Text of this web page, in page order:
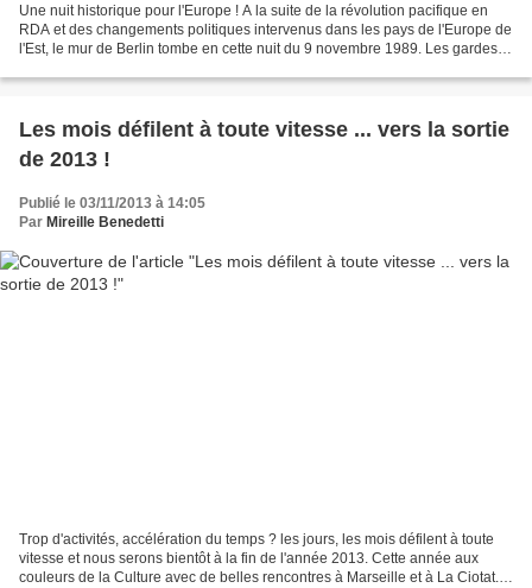
Une nuit historique pour l'Europe ! A la suite de la révolution pacifique en
RDA et des changements politiques intervenus dans les pays de l'Europe de
l'Est, le mur de Berlin tombe en cette nuit du 9 novembre 1989. Les gardes-
Les mois défilent à toute vitesse ... vers la sortie
de 2013 !
Publié le 03/11/2013 à 14:05
Par Mireille Benedetti
Trop d'activités, accélération du temps ? les jours, les mois défilent à toute
vitesse et nous serons bientôt à la fin de l'année 2013. Cette année aux
couleurs de la Culture avec de belles rencontres à Marseille et à La Ciotat.